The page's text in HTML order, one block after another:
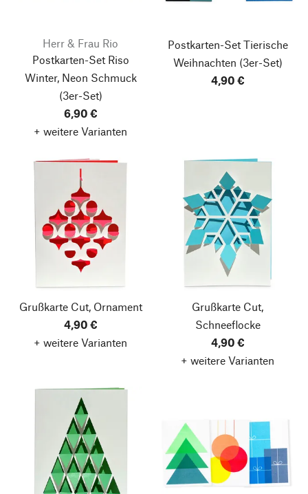
Herr & Frau Rio
Postkarten-Set Riso
Winter, Neon Schmuck
(3er-Set)
6,90 €
+ weitere Varianten
Postkarten-Set Tierische
Weihnachten (3er-Set)
4,90 €
Grußkarte Cut, Ornament
4,90 €
+ weitere Varianten
Grußkarte Cut,
Schneeflocke
4,90 €
+ weitere Varianten